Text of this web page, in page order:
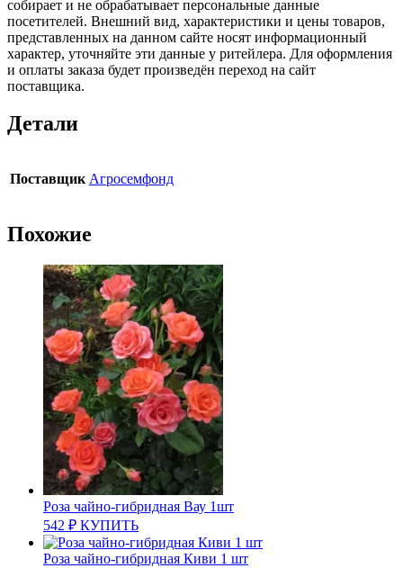
собирает и не обрабатывает персональные данные
посетителей. Внешний вид, характеристики и цены товаров,
представленных на данном сайте носят информационный
характер, уточняйте эти данные у ритейлера. Для оформления
и оплаты заказа будет произведён переход на сайт
поставщика.
Детали
Поставщик Агросемфонд
Похожие
Роза чайно-гибридная Вау 1шт
542 ₽ КУПИТЬ
Роза чайно-гибридная Киви 1 шт